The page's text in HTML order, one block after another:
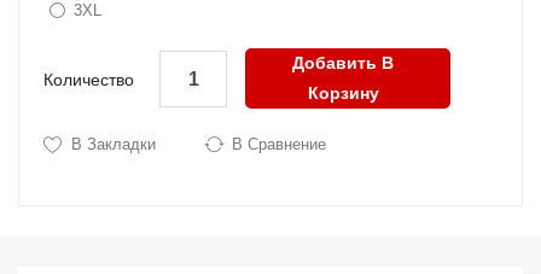
3XL
Количество
Добавить В
Корзину
В Закладки В Сравнение